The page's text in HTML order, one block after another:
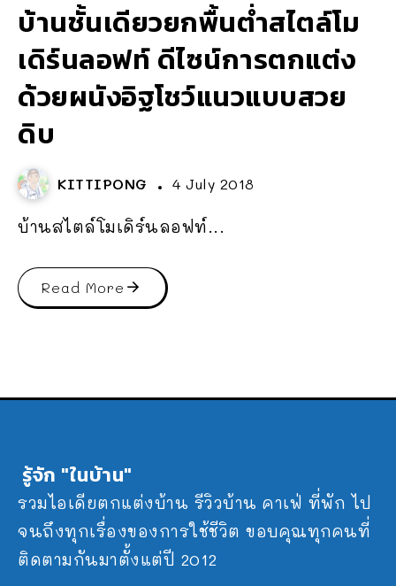
บ้านชั้นเดียวยกพื้นต่ำสไตล์โม
เดิร์นลอฟท์ ดีไซน์การตกแต่ง
ด้วยผนังอิฐโชว์แนวแบบสวย
ดิบ
KITTIPONG 4 July 2018
บ้านสไตล์โมเดิร์นลอฟท์...
Read More
รู้จัก "ในบ้าน"
รวมไอเดียตกแต่งบ้าน รีวิวบ้าน คาเฟ่ ที่พัก ไป
จนถึงทุกเรื่องของการใช้ชีวิต ขอบคุณทุกคนที่
ติดตามกันมาตั้งแต่ปี 2012